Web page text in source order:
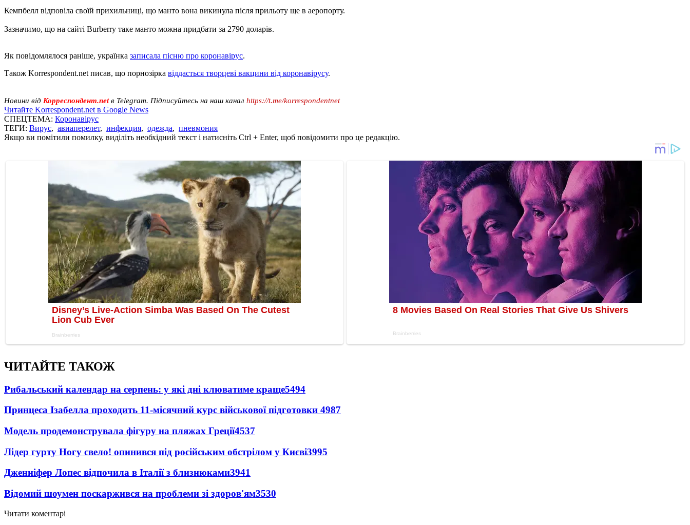
Кемпбелл відповіла своїй прихильниці, що манто вона викинула після прильоту ще в аеропорту.
Зазначимо, що на сайті Burberry таке манто можна придбати за 2790 доларів.
Як повідомлялося раніше, українка записала пісню про коронавірус.
Також Korrespondent.net писав, що порнозірка віддасться творцеві вакцини від коронавірусу.
Новини від Корреспондент.netв Telegram. Підписуйтесь на наш канал https://t.me/korrespondentnet
Читайте Korrespondent.net в Google News
СПЕЦТЕМА: Коронавірус
ТЕГИ: Вирус, авиаперелет, инфекция, одежда, пневмония
Якщо ви помітили помилку, виділіть необхідний текст і натисніть Ctrl + Enter, щоб повідомити про це редакцію.
ЧИТАЙТЕ ТАКОЖ
Рибальський календар на серпень: у які дні клюватиме краще5494
Принцеса Ізабелла проходить 11-місячний курс військової підготовки 4987
Модель продемонструвала фігуру на пляжах Греції4537
Лідер гурту Ногу свело! опинився під російським обстрілом у Києві3995
Дженніфер Лопес відпочила в Італії з близнюками3941
Відомий шоумен поскаржився на проблеми зі здоров'ям3530
Читати коментарі